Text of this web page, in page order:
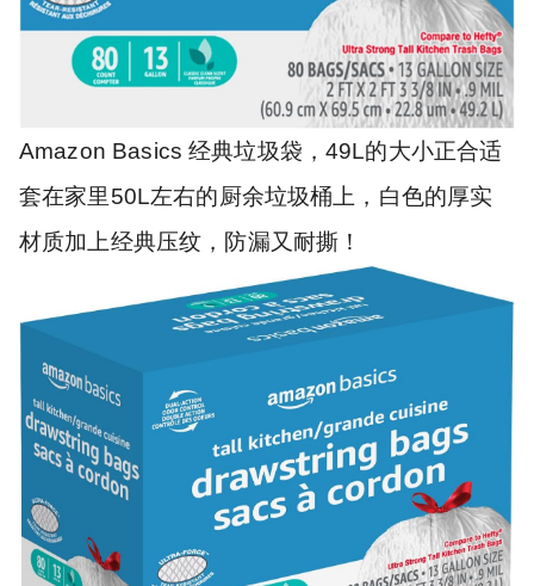
Amazon Basics 经典垃圾袋，49L的大小正合适
套在家里50L左右的厨余垃圾桶上，白色的厚实
材质加上经典压纹，防漏又耐撕！